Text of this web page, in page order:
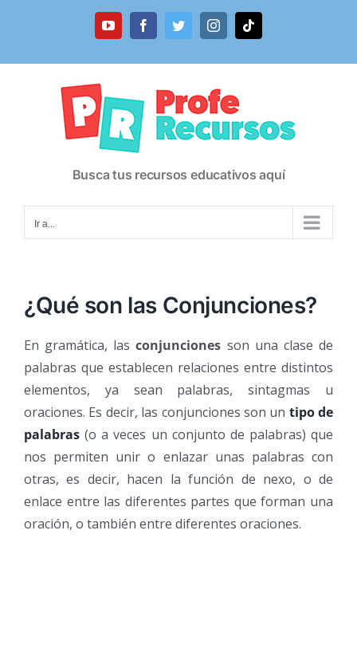
YouTubeFacebookTwitterInstagramTiktok
Busca tus recursos educativos aquí
Ir a...
¿Qué son las Conjunciones?
En gramática, lasconjunciones son una clase de
palabras que establecen relaciones entre distintos
elementos, ya sean palabras, sintagmas u
oraciones. Es decir, las conjunciones son un tipo de
palabras (o a veces un conjunto de palabras) que
nos permiten unir o enlazar unas palabras con
otras, es decir, hacen la función de nexo, o de
enlace entre las diferentes partes que forman una
oración, o también entre diferentes oraciones.